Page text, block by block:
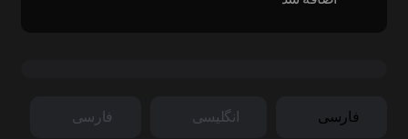
فارسی انگلیسی فارسی